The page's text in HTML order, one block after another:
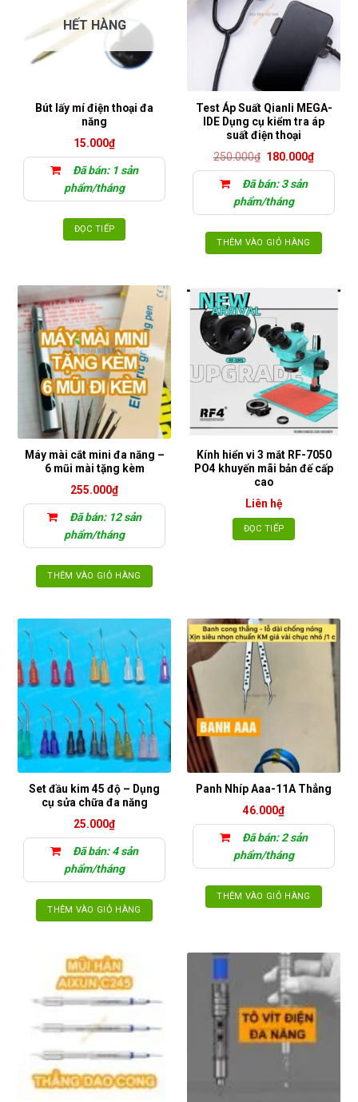
HẾT HÀNG
Bút lấy mí điện thoại đa
năng
15.000₫
Đã bán: 1 sản
phẩm/tháng
ĐỌC TIẾP
Test Áp Suất Qianli MEGA-
IDE Dụng cụ kiểm tra áp
suất điện thoại
250.000₫ Giá
là:
250.000₫.
180.000₫Giá
Đã bán: 3 sản
phẩm/tháng
THÊM VÀO GIỎ HÀNG
Máy mài cắt mini đa năng –
6 mũi mài tặng kèm
255.000₫
Đã bán: 12 sản
phẩm/tháng
THÊM VÀO GIỎ HÀNG
Kính hiển vi 3 mắt RF-7050
PO4 khuyến mãi bản đế cấp
cao
Liên hệ
ĐỌC TIẾP
Set đầu kim 45 độ – Dụng
cụ sửa chữa đa năng
25.000₫
Đã bán: 4 sản
phẩm/tháng
THÊM VÀO GIỎ HÀNG
Panh Nhíp Aaa-11A Thẳng
46.000₫
Đã bán: 2 sản
phẩm/tháng
THÊM VÀO GIỎ HÀNG